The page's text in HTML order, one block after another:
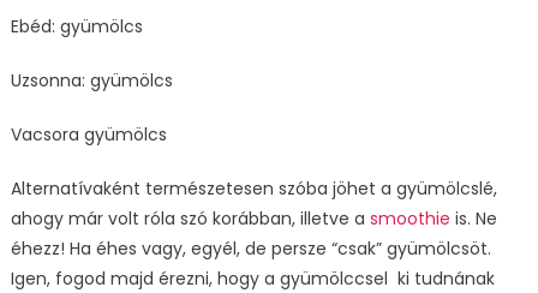
Ebéd: gyümölcs
Uzsonna: gyümölcs
Vacsora gyümölcs
Alternatívaként természetesen szóba jöhet a gyümölcslé,
ahogy már volt róla szó korábban, illetve a smoothie is. Ne
éhezz! Ha éhes vagy, egyél, de persze “csak” gyümölcsöt.
Igen, fogod majd érezni, hogy a gyümölccsel ki tudnának